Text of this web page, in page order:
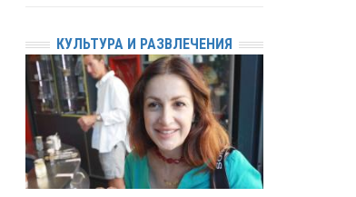
КУЛЬТУРА И РАЗВЛЕЧЕНИЯ